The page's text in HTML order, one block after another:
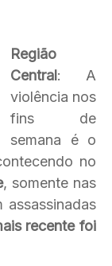
Região
Central: A
violência nos
fins de
semana é o
no
, somente nas
assassinadas
recente foi